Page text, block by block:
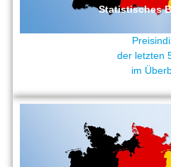
Statistisches
der letzten
im